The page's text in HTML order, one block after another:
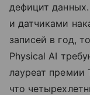
дефицит
и датчиками
записей в год,
Physical AI
лауреат премии
что